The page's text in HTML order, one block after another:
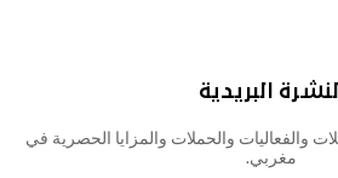
النشرة البريدية
والفعاليات والحملات والمزايا الحصرية في
مغربي.